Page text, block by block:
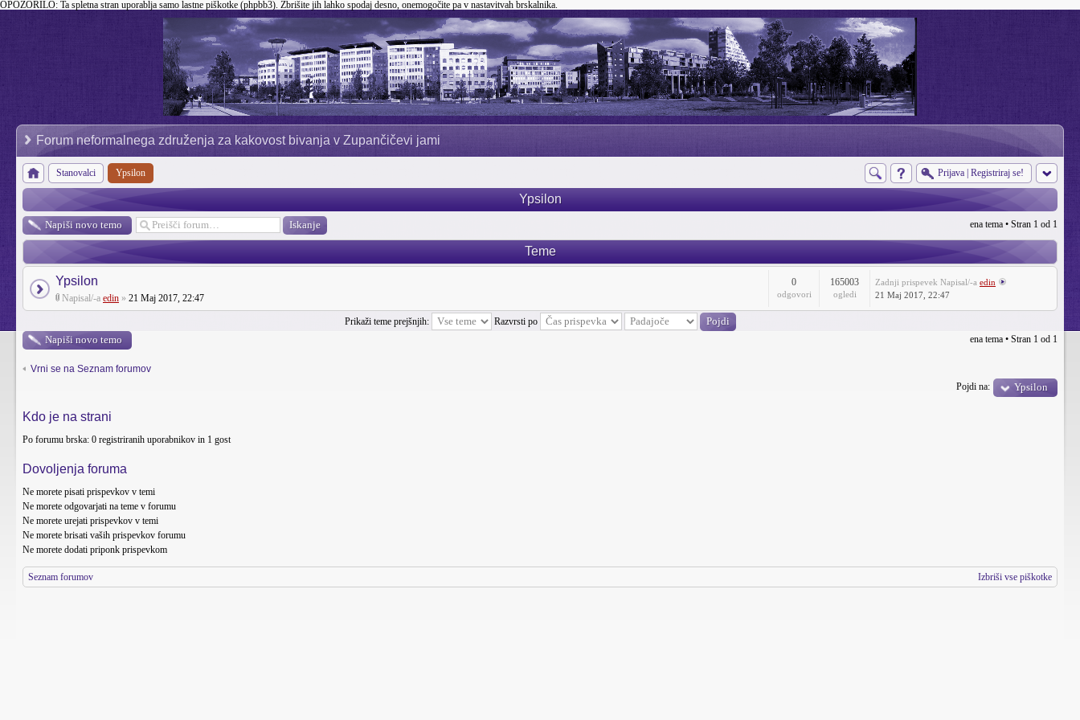
OPOZORILO: Ta spletna stran uporablja samo lastne piškotke (phpbb3). Zbrišite jih lahko spodaj desno, onemogočite pa v nastavitvah brskalnika.
Forum neformalnega združenja za kakovost bivanja v Zupančičevi jami
Stanovalci Ypsilon Prijava Registriraj se!
Ypsilon
Napiši novo temo ena tema • Stran 1 od 1
Teme
Ypsilon
Napisal/-a edin » 21 Maj 2017, 22:47
0
odgovori
165003
ogledi
Zadnji prispevek Napisal/-a edin
21 Maj 2017, 22:47
Prikaži teme prejšnjih: Razvrsti po
Napiši novo temo ena tema • Stran 1 od 1
Vrni se na Seznam forumov
Pojdi na:
Ypsilon
Kdo je na strani
Po forumu brska: 0 registriranih uporabnikov in 1 gost
Dovoljenja foruma
Ne morete pisati prispevkov v temi
Ne morete odgovarjati na teme v forumu
Ne morete urejati prispevkov v temi
Ne morete brisati vaših prispevkov forumu
Ne morete dodati priponk prispevkom
Seznam forumov Izbriši vse piškotke